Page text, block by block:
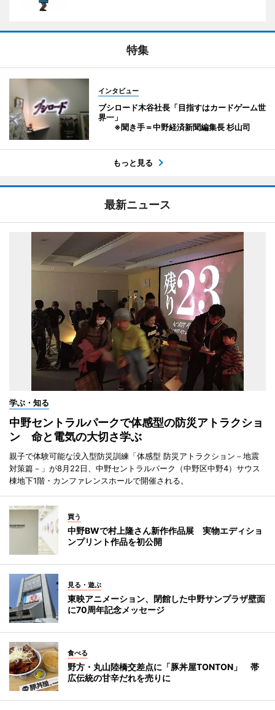
特集
インタビュー
ブシロード木谷社長「目指すはカードゲーム世
界一」
※聞き手＝中野経済新聞編集長 杉山司
もっと見る
最新ニュース
学ぶ・知る
中野セントラルパークで体感型の防災アトラクショ
ン 命と電気の大切さ学ぶ
親子で体験可能な没入型防災訓練「体感型 防災アトラクション－地震
対策篇－」が8月22日、中野セントラルパーク（中野区中野4）サウス
棟地下1階・カンファレンスホールで開催される。
買う
中野BWで村上隆さん新作作品展 実物エディショ
ンプリント作品を初公開
見る・遊ぶ
東映アニメーション、閉館した中野サンプラザ壁面
に70周年記念メッセージ
食べる
野方・丸山陸橋交差点に「豚丼屋TONTON」 帯
広伝統の甘辛だれを売りに